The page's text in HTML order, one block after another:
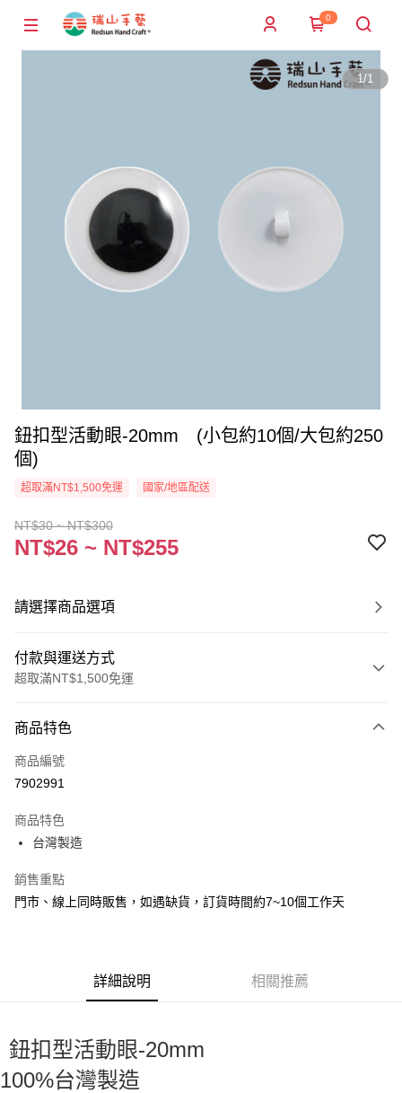
0
1/1
鈕扣型活動眼-20mm (小包約10個/大包約250
個)
超取滿NT$1,500免運 國家/地區配送
NT$30 ~ NT$300
NT$26 ~ NT$255
請選擇商品選項
付款與運送方式
超取滿NT$1,500免運
信用卡一次付款
超商取貨付款
街口支付
悠遊付
付款後全家取貨
7-11取貨付款
每筆NT$60，滿NT$1,500(含以上)免運費
商品特色
商品編號
7902991
商品特色
台灣製造
銷售重點
門市、線上同時販售，如遇缺貨，訂貨時間約7~10個工作天
詳細說明 相關推薦
鈕扣型活動眼-20mm
100%台灣製造